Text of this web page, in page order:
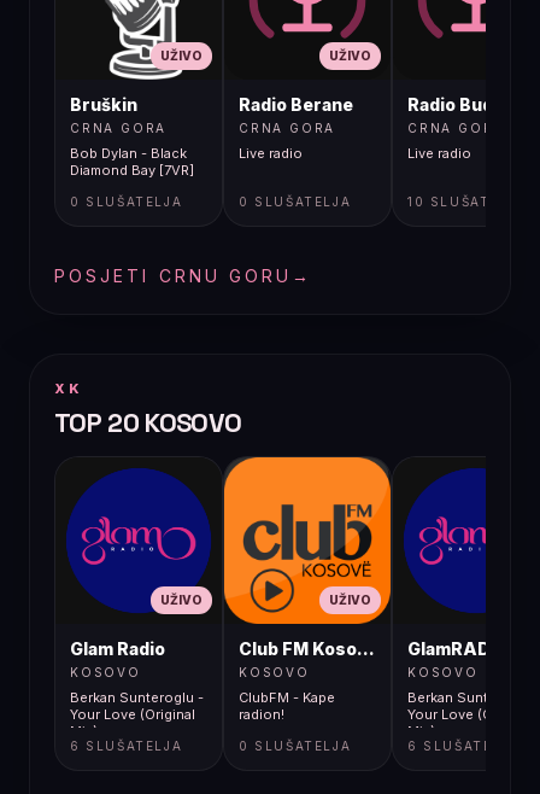
UŽIVO
Bruškin
CRNA GORA
Bob Dylan - Black
Diamond Bay [7VR]
0 SLUŠATELJA
UŽIVO
Radio Berane
CRNA GORA
Live radio
0 SLUŠATELJA
Radio Budva
CRNA GORA
Live radio
10 SLUŠATELJA
POSJETI CRNU GORU →
XK
TOP 20 KOSOVO
UŽIVO
Glam Radio
KOSOVO
Berkan Sunteroglu -
Your Love (Original
Mix)
6 SLUŠATELJA
UŽIVO
Club FM Kosovë
KOSOVO
ClubFM - Kape
radion!
0 SLUŠATELJA
GlamRADIO
KOSOVO
Berkan Sunteroglu -
Your Love (Original
Mix)
6 SLUŠATELJA